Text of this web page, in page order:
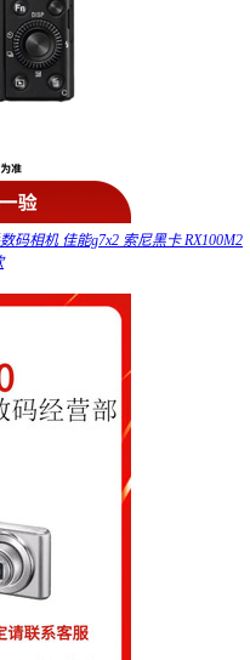
码相机 佳能g7x2 索尼黑卡 RX100M2